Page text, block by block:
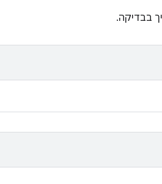
בבדיקה.